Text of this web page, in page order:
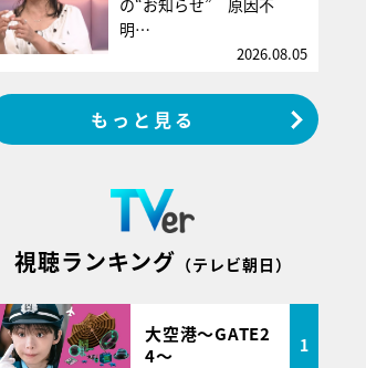
の“お知らせ” 原因不
明…
2026.08.05
もっと見る
視聴ランキング （テレビ朝日）
大空港～GATE2
4～
1